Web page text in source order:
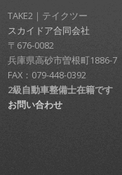
TAKE2｜テイクツー
スカイドア合同会社
〒676-0082
兵庫県高砂市曽根町1886-7
FAX：079-448-0392
2級自動車整備士在籍です
お問い合わせ